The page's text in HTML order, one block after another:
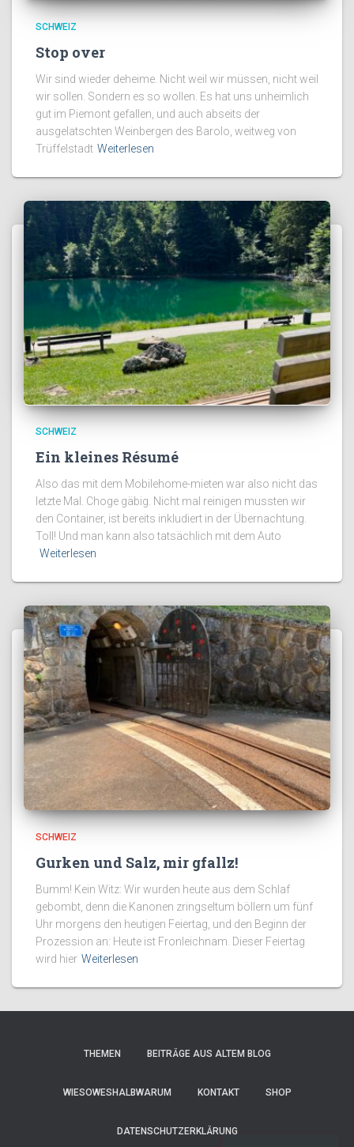
SCHWEIZ
Stop over
Wir sind wieder deheime. Nicht weil wir müssen, nicht weil
wir sollen. Sondern es so wollen. Es hat uns unheimlich
gut im Piemont gefallen, und auch abseits der
ausgelatschten Weinbergen des Barolo, weitweg von
Trüffelstadt Weiterlesen
SCHWEIZ
Ein kleines Résumé
Also das mit dem Mobilehome-mieten war also nicht das
letzte Mal. Choge gäbig. Nicht mal reinigen mussten wir
den Container, ist bereits inkludiert in der Übernachtung.
Toll! Und man kann also tatsächlich mit dem Auto
Weiterlesen
SCHWEIZ
Gurken und Salz, mir gfallz!
Bumm! Kein Witz: Wir wurden heute aus dem Schlaf
gebombt, denn die Kanonen zringseltum böllern um fünf
Uhr morgens den heutigen Feiertag, und den Beginn der
Prozession an: Heute ist Fronleichnam. Dieser Feiertag
wird hier Weiterlesen
THEMEN BEITRÄGE AUS ALTEM BLOG
WIESOWESHALBWARUM KONTAKT SHOP
DATENSCHUTZERKLÄRUNG